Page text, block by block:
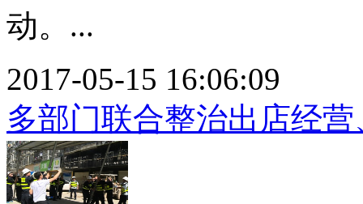
动。...
2017-05-15 16:06:09
多部门联合整治出店经